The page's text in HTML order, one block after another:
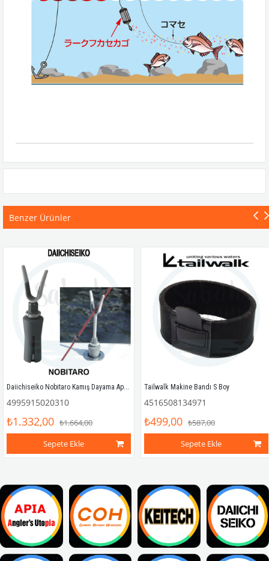
Benzer Ürünler
Daiichiseiko Nobitaro Kamış Dayama Aparatı
4995915020310
₺1.332,00 ₺1.664,00
Sepete Ekle
Tailwalk Makine Bandı S Boy
4516508134971
₺499,00 ₺587,00
Sepete Ekle